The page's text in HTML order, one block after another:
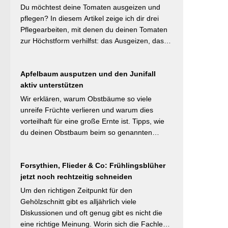
schützt sie vor Austrocknung. Die ideale
Schichtdicke liegt bei 5–10 cm, immer mit
Abstand zum Pflanzenstamm, um Fäulnis zu
vermeiden. Besonders wertvoll: Häufige Fehler
Material werden klar benannt. [Thema-Tag:
#Bodenpflege #Mulchen
#BiologischerGartenbau]
Du möchtest deine Tomaten ausgeizen und
pflegen? In diesem Artikel zeige ich dir drei
Pflegearbeiten, mit denen du deinen Tomaten
zur Höchstform verhilfst: das Ausgeizen, das
pro Woche und Tomatenpflanze, sorgen aber
dafür, dass du mehr und größere Früchte
erntest und der gefürchteten Tomatenkrankheit
Braunfäule vorbeugst. Weiterlesen bei
Wurzelwerk – Gartenwissen von Profis
Kurzfassung: Ein bildreich illustrierter Praxis-
wiederholt werden. Geiztriebe morgens
entfernen, damit Wunden rasch abtrocknen.
Das Anbinden des Haupttriebs an Stäbe oder
Schnüren verhindert Windschäden. Für
erfahrene Gärtner besonders interessant: Der
Artikel diskutiert, wann bei Freilandtomaten das
Apfelbaum ausputzen und den Junifall
aktiv unterstützen
Wir erklären, warum Obstbäume so viele
unreife Früchte verlieren und warum dies
vorteilhaft für eine große Ernte ist. Tipps, wie
du deinen Obstbaum beim so genannten
jetzt – vor dem natürlichen Junifall in 3–4
Wochen – sollten überzählige Früchte manuell
ausgedünnt werden. Der Artikel erklärt: Nur 4–
5 % der Blüten werden zu Früchten, ein
rechtzeitiges Eingreifen vor dem Junifall beugt
der Alternanz (Abwechslung von Ertragsjahren)
Forsythien, Flieder & Co: Frühlingsblüher
jetzt noch rechtzeitig schneiden
Um den richtigen Zeitpunkt für den
Gehölzschnitt gibt es alljährlich viele
Diskussionen und oft genug gibt es nicht die
eine richtige Meinung. Worin sich die Fachleute